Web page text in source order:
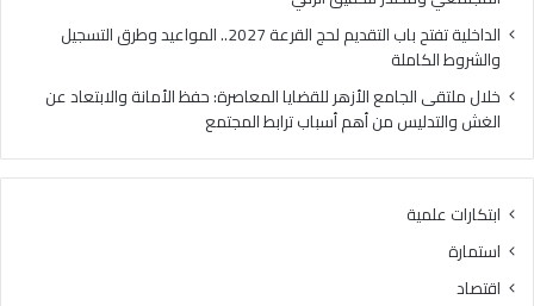
الداخلية تفتح باب التقديم لحج القرعة 2027.. المواعيد وطرق التسجيل
والشروط الكاملة
خلال ملتقى الجامع الأزهر للقضايا المعاصرة: حفظ الأمانة والابتعاد عن
الغش والتدليس من أهم أسباب ترابط المجتمع
ابتكارات علمية
استمارة
اقتصاد